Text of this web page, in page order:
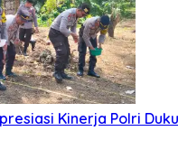
Kinerja Polri